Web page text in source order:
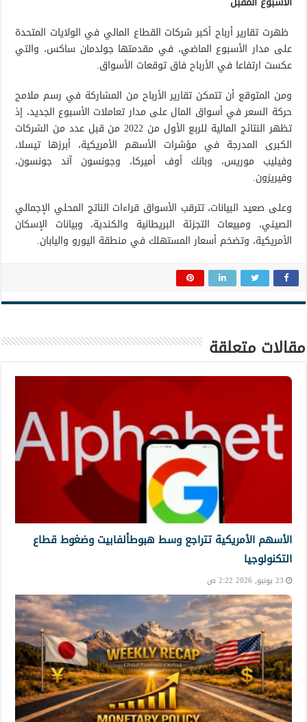
ظهرت تقارير أرباح أكبر شركات القطاع المالي في الولايات المتحدة
على مدار الأسبوع الماضي، في مقدمتها جولدمان ساكس، والتي
عكست ارتفاعا في الأرباح فاق توقعات الأسواق.
ومن المتوقع أن تتمكن تقارير الأرباح من المشاركة في رسم ملامح
حركة السعر في أسواق المال على مدار تعاملات الأسبوع الجديد، إذ
تظهر النتائج المالية للربع الأول من 2022 من قبل عدد من الشركات
الكبرى المدرجة في مؤشرات الأسهم الأمريكية، أبرزها تيسلا،
وفيليب موريس، وبانك أوف أميركا، وجونسون آند جونسون،
وفيريزون.
وعلى صعيد البيانات، تترقب الأسواق قراءات الناتج المحلي الإجمالي
الصيني، ومبيعات التجزئة البريطانية والكندية، وبيانات الإسكان
الأمريكية، وتضخم أسعار المستهلك في منطقة اليورو واليابان.
مقالات متعلقة
الأسهم الأمريكية تتراجع وسط هبوطألفابيت وضغوط قطاع
التكنولوجيا
23 يونيو, 2026 2:22 ص